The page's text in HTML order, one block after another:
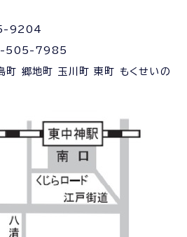
9204
505-7985
町 郷地町 玉川町 東町 もくせいの